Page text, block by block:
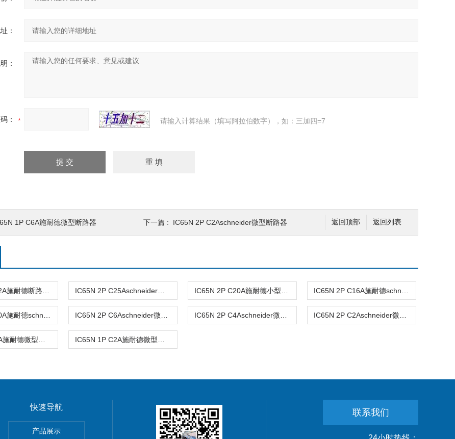
：
：
： 请输入计算结果（填写阿拉伯数字），如：三加四=7
返回列表
返回顶部
1P C6A施耐德微型断路器 下一篇 : IC65N 2P C2Aschneider微型断路器
快速导航
产品展示
联系我们